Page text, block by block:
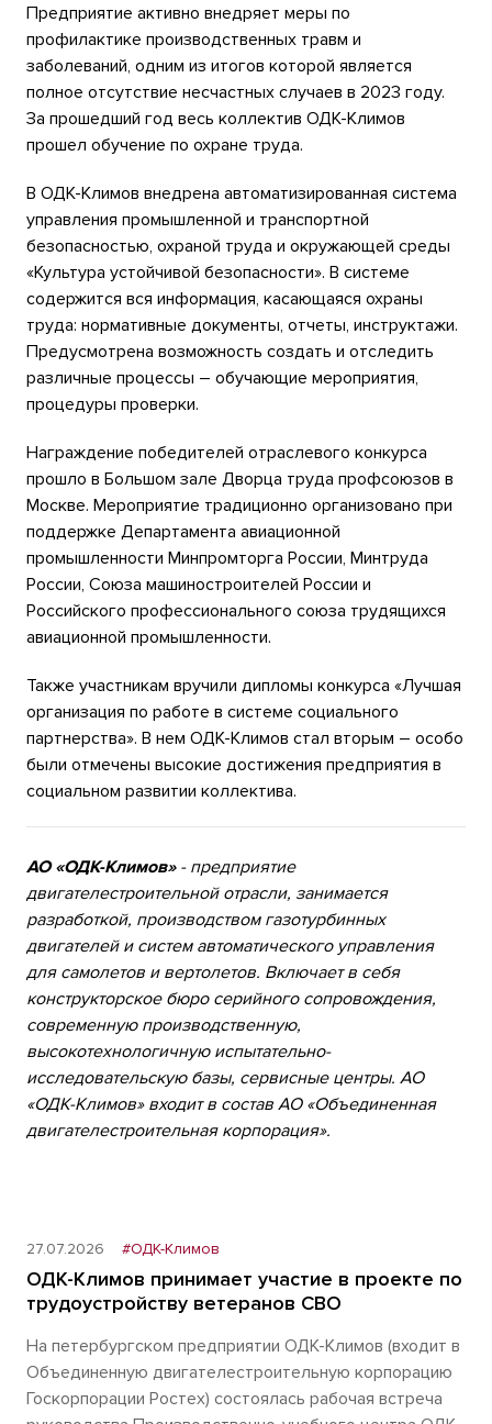
Предприятие активно внедряет меры по
профилактике производственных травм и
заболеваний, одним из итогов которой является
полное отсутствие несчастных случаев в 2023 году.
За прошедший год весь коллектив ОДК-Климов
прошел обучение по охране труда.
В ОДК-Климов внедрена автоматизированная система
управления промышленной и транспортной
безопасностью, охраной труда и окружающей среды
«Культура устойчивой безопасности». В системе
содержится вся информация, касающаяся охраны
труда: нормативные документы, отчеты, инструктажи.
Предусмотрена возможность создать и отследить
различные процессы – обучающие мероприятия,
процедуры проверки.
Награждение победителей отраслевого конкурса
прошло в Большом зале Дворца труда профсоюзов в
Москве. Мероприятие традиционно организовано при
поддержке Департамента авиационной
промышленности Минпромторга России, Минтруда
России, Союза машиностроителей России и
Российского профессионального союза трудящихся
авиационной промышленности.
Также участникам вручили дипломы конкурса «Лучшая
организация по работе в системе социального
партнерства». В нем ОДК-Климов стал вторым – особо
были отмечены высокие достижения предприятия в
социальном развитии коллектива.
АО «ОДК-Климов»- предприятие
двигателестроительной отрасли, занимается
разработкой, производством газотурбинных
двигателей и систем автоматического управления
для самолетов и вертолетов. Включает в себя
конструкторское бюро серийного сопровождения,
современную производственную,
высокотехнологичную испытательно-
исследовательскую базы, сервисные центры. АО
«ОДК-Климов» входит в состав АО «Объединенная
двигателестроительная корпорация».
27.07.2026 #ОДК-Климов
ОДК-Климов принимает участие в проекте по
трудоустройству ветеранов СВО
На петербургском предприятии ОДК-Климов (входит в
Объединенную двигателестроительную корпорацию
Госкорпорации Ростех) состоялась рабочая встреча